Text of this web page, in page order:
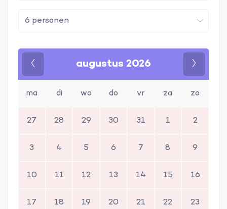
augustus 2026
ma di wo do vr za zo
27 28 29 30 31 1 2
3 4 5 6 7 8 9
10 11 12 13 14 15 16
17 18 19 20 21 22 23